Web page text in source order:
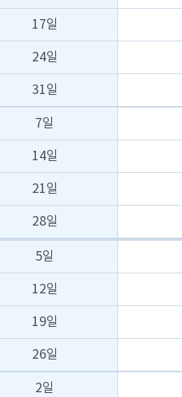
17일
24일
31일
7일
14일
21일
28일
5일
12일
19일
26일
2일